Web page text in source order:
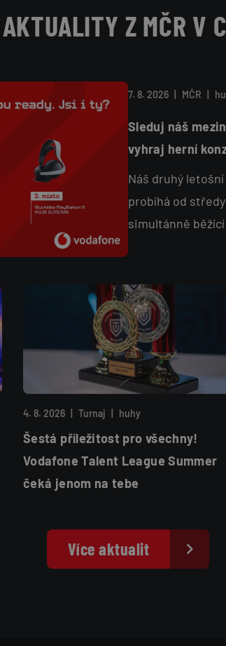
AKTUALITY Z MČR V
7. 8. 2026 MČR
Sleduj náš
vyhraj herní
Náš druhý
probíhá od
simultánně
4. 8. 2026 Turnaj huhy
Šestá příležitost pro všechny!
Vodafone Talent League Summer
čeká jenom na tebe
Více aktualit